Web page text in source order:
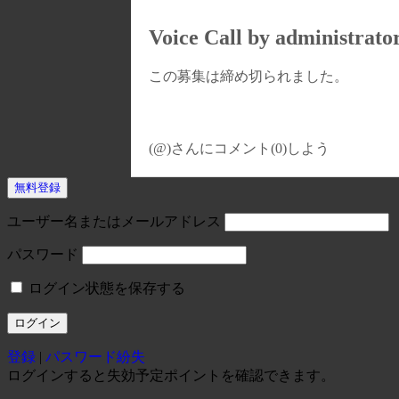
Voice Call by
この募集は締め切られました。
(@)さんにコメント(0)しよう
無料登録
ユーザー名またはメールアドレス
パスワード
ログイン状態を保存する
登録 | パスワード紛失
ログインすると失効予定ポイントを確認できます。